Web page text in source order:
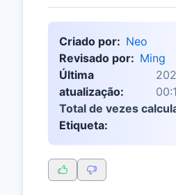
Criado por: Neo
Revisado por: Ming
Última
atualização:
Total de vezes
Etiqueta: